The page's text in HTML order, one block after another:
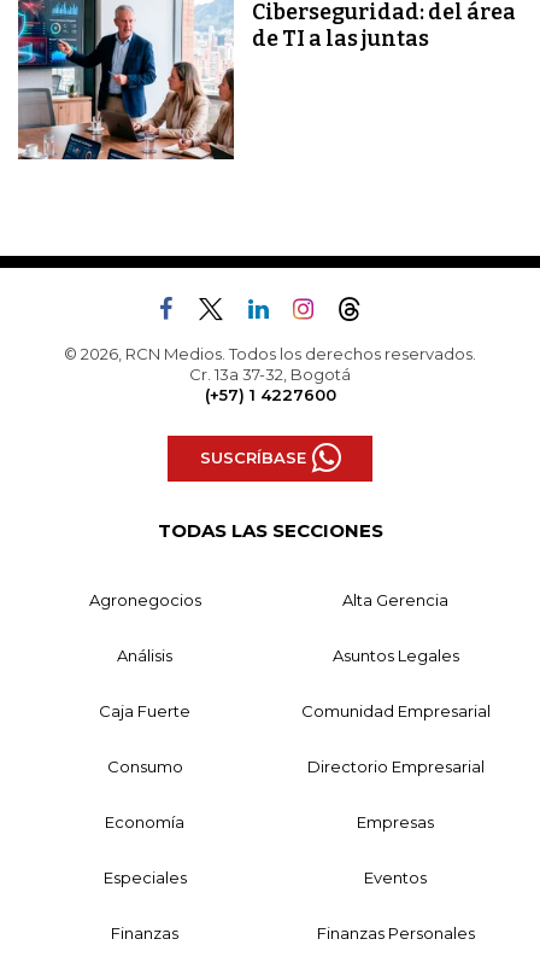
Ciberseguridad: del área
de TI a las juntas
© 2026, RCN Medios. Todos los derechos reservados.
Cr. 13a 37-32, Bogotá
(+57) 1 4227600
SUSCRÍBASE
TODAS LAS SECCIONES
Agronegocios Alta Gerencia
Análisis Asuntos Legales
Caja Fuerte Comunidad Empresarial
Consumo Directorio Empresarial
Economía Empresas
Especiales Eventos
Finanzas Finanzas Personales